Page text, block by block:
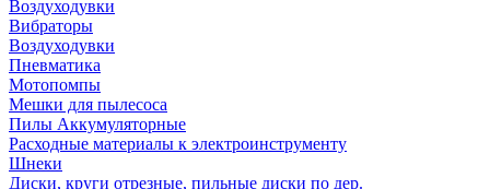
Воздуходувки
Вибраторы
Воздуходувки
Пневматика
Мотопомпы
Мешки для пылесоса
Пилы Аккумуляторные
Расходные материалы к электроинструменту
Шнеки
Диски, круги отрезные, пильные диски по дер.